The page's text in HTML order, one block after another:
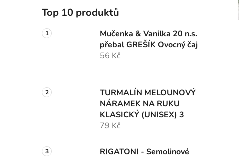
Top 10 produktů
Mučenka & Vanilka 20 n.s.
přebal GREŠÍK Ovocný čaj
56 Kč
TURMALÍN MELOUNOVÝ
NÁRAMEK NA RUKU
KLASICKÝ (UNISEX) 3
79 Kč
RIGATONI - Semolinové